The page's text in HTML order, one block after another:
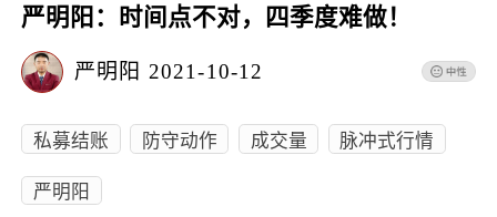
严明阳：时间点不对，四季度难做！
严明阳 2021-10-12
私募结账 防守动作 成交量
脉冲式行情
严明阳